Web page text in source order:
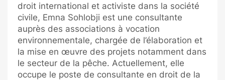
droit international et activiste dans la société
civile, Emna Sohlobji est une consultante
auprès des associations à vocation
environnementale, chargée de l’élaboration et
la mise en œuvre des projets notamment dans
le secteur de la pêche. Actuellement, elle
occupe le poste de consultante en droit de la